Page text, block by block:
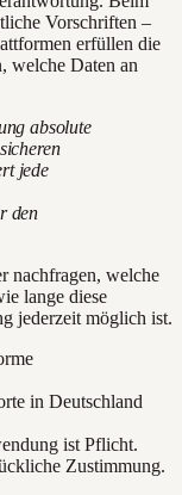
Vorschriften –
erfüllen die
welche Daten an
absolute
jede
den
nachfragen, welche
lange diese
jederzeit möglich ist.
in Deutschland
ist Pflicht.
Zustimmung.